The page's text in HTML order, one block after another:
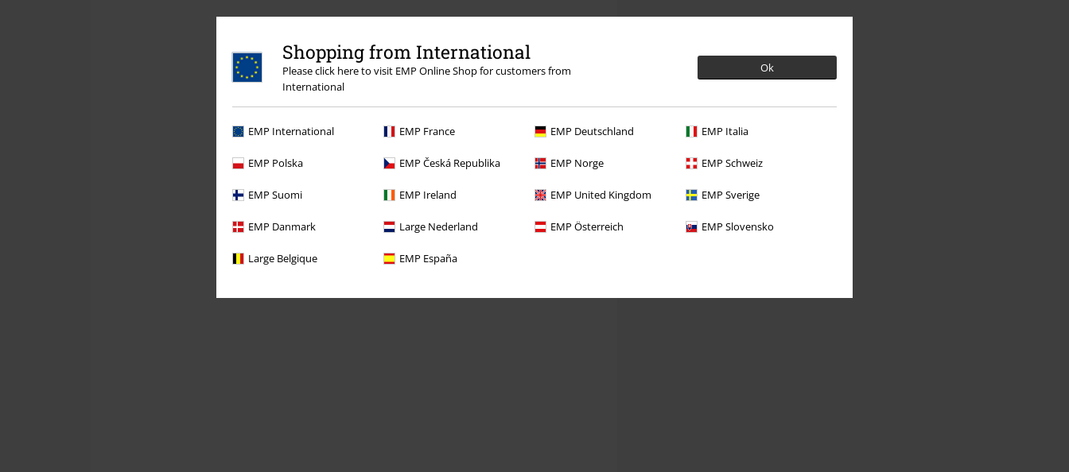
Shopping from International
Please click here to visit EMP Online Shop for customers from
International
Ok
EMP International EMP France EMP Deutschland EMP Italia
EMP Polska EMP Česká Republika EMP Norge EMP Schweiz
EMP Suomi EMP Ireland EMP United Kingdom EMP Sverige
EMP Danmark Large Nederland EMP Österreich EMP Slovensko
Large Belgique EMP España